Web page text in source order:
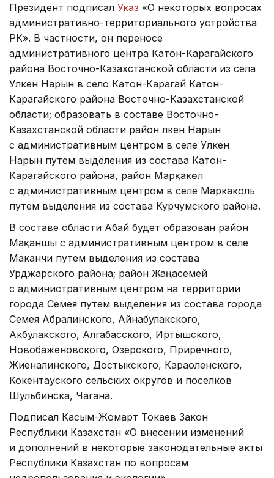
Президент подписал Указ «О некоторых вопросах
административно-территориального устройства
РК». В частности, он переносе
административного центра Катон-Карагайского
района Восточно-Казахстанской области из села
Улкен Нарын в село Катон-Карагай Катон-
Карагайского района Восточно-Казахстанской
области; образовать в составе Восточно-
Казахстанской области район Үлкен Нарын
с административным центром в селе Улкен
Нарын путем выделения из состава Катон-
Карагайского района, район Марқакөл
с административным центром в селе Маркаколь
путем выделения из состава Курчумского района.
В составе области Абай будет образован район
Мақаншы с административным центром в селе
Маканчи путем выделения из состава
Урджарского района; район Жаңасемей
с административным центром на территории
города Семея путем выделения из состава города
Семея Абралинского, Айнабулакского,
Акбулакского, Алгабасского, Иртышского,
Новобаженовского, Озерского, Приречного,
Жиеналинского, Достыкского, Караоленского,
Кокентауского сельских округов и поселков
Шульбинска, Чагана.
Подписал Касым-Жомарт Токаев Закон
Республики Казахстан «О внесении изменений
и дополнений в некоторые законодательные акты
Республики Казахстан по вопросам